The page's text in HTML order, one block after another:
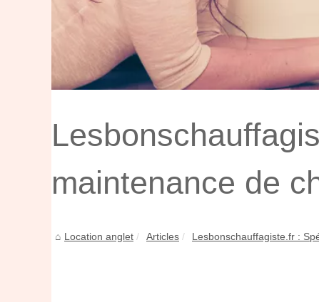
maintenance de
Location anglet Articles Lesbonschauffagiste.fr :